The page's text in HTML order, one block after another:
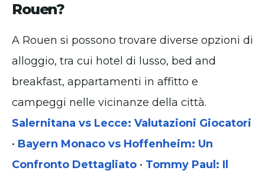
Rouen?
A Rouen si possono trovare diverse opzioni di
alloggio, tra cui hotel di lusso, bed and
breakfast, appartamenti in affitto e
campeggi nelle vicinanze della città.
Salernitana vs Lecce: Valutazioni Giocatori
• Bayern Monaco vs Hoffenheim: Un
Confronto Dettagliato • Tommy Paul: Il